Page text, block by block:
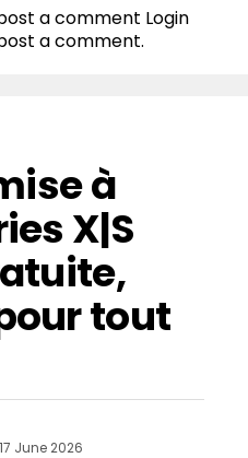
a comment Login
a comment.
à
X|S
tout
17 June 2026